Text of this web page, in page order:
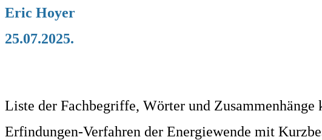
Eric Hoyer
25.07.2025.
Liste der Fachbegriffe, Wörter und Zusammenhänge
Erfindungen-Verfahren der Energiewende mit